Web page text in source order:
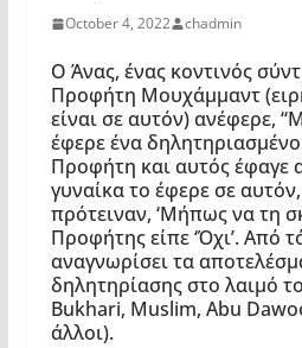
October 4, 2022 chadmin
Ο Άνας, ένας κοντινός
Προφήτη Μουχάμμαντ
είναι σε αυτόν) ανέφερε,
έφερε ένα
Προφήτη και αυτός έφαγε
γυναίκα το έφερε σε
πρότειναν, ‘Μήπως να τη
Προφήτης είπε ‘Όχι’. Από
αναγνωρίσει τα
δηλητηρίασης στο λαιμό
Bukhari, Muslim, Abu
άλλοι).